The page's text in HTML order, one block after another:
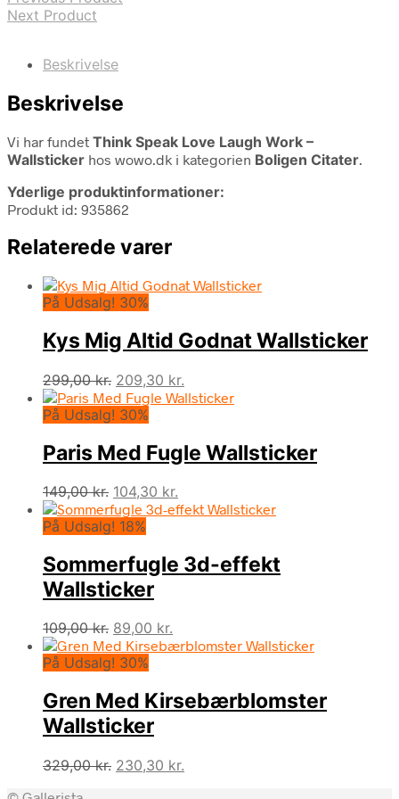
Next Product
Beskrivelse
Beskrivelse
Vi har fundet Think Speak Love Laugh Work –
Wallsticker hos wowo.dk i kategorien Boligen Citater.
Yderlige produktinformationer:
Produkt id: 935862
Relaterede varer
På Udsalg! 30%
Kys Mig Altid Godnat Wallsticker
299,00kr. Den
oprindelige
pris
299,00 kr..
209,30 kr.
aktuelle
209,30 kr..
På Udsalg! 30%
Paris Med Fugle Wallsticker
149,00kr. Den
oprindelige
pris
149,00 kr..
104,30 kr.
aktuelle
104,30 kr..
På Udsalg! 18%
Sommerfugle 3d-effekt
Wallsticker
109,00kr. Den
oprindelige
pris
109,00 kr..
89,00 kr.
aktuelle
89,00 kr..
På Udsalg! 30%
Gren Med Kirsebærblomster
Wallsticker
329,00kr. Den
230,30 kr.